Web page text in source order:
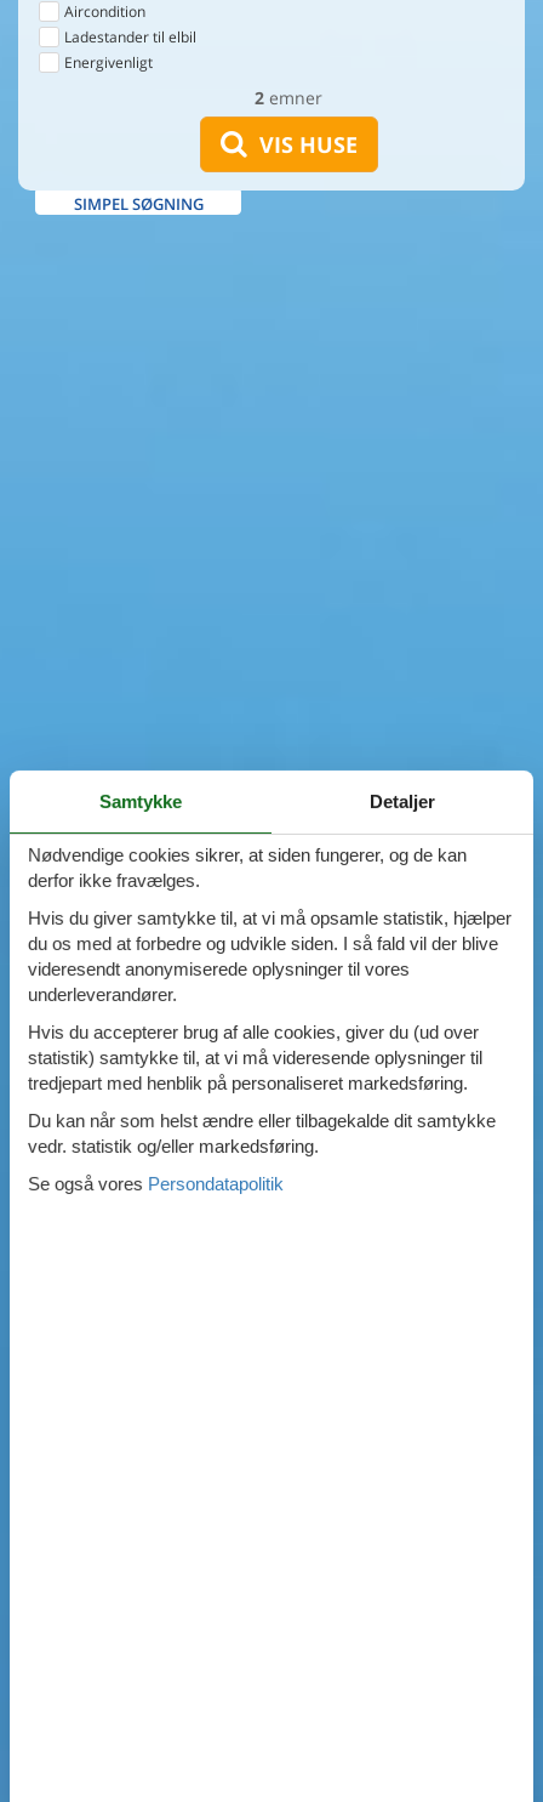
2 emner
VIS HUSE
Aircondition
Ladestander til elbil
Energivenligt
SIMPEL SØGNING
Samtykke Detaljer
Nødvendige cookies sikrer, at siden fungerer, og de kan
derfor ikke fravælges.
Hvis du giver samtykke til, at vi må opsamle statistik, hjælper
du os med at forbedre og udvikle siden. I så fald vil der blive
videresendt anonymiserede oplysninger til vores
underleverandører.
Hvis du accepterer brug af alle cookies, giver du (ud over
statistik) samtykke til, at vi må videresende oplysninger til
tredjepart med henblik på personaliseret markedsføring.
Du kan når som helst ændre eller tilbagekalde dit samtykke
vedr. statistik og/eller markedsføring.
Se også vores Persondatapolitik